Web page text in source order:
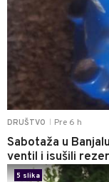
DRUŠTVO Pre 6 h
Sabotaža u
ventil i isušili
5 slika